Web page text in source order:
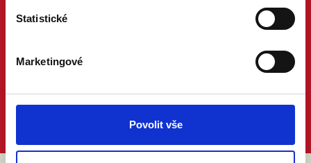
Statistické
Marketingové
Povolit vše